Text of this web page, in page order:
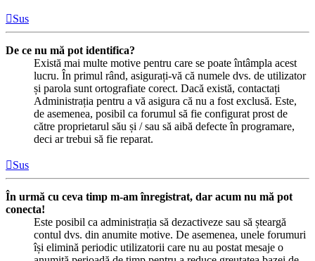
Sus
De ce nu mă pot identifica?
Există mai multe motive pentru care se poate întâmpla acest
lucru. În primul rând, asigurați-vă că numele dvs. de utilizator
și parola sunt ortografiate corect. Dacă există, contactați
Administrația pentru a vă asigura că nu a fost exclusă. Este,
de asemenea, posibil ca forumul să fie configurat prost de
către proprietarul său și / sau să aibă defecte în programare,
deci ar trebui să fie reparat.
Sus
În urmă cu ceva timp m-am înregistrat, dar acum nu mă pot
conecta!
Este posibil ca administrația să dezactiveze sau să șteargă
contul dvs. din anumite motive. De asemenea, unele forumuri
își elimină periodic utilizatorii care nu au postat mesaje o